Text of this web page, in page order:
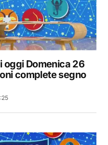
oggi Domenica 26
complete segno